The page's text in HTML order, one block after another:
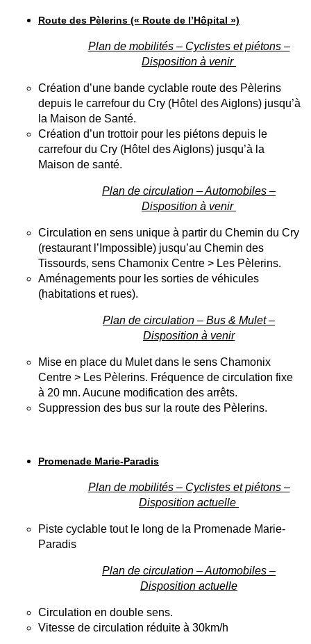
Route des Pèlerins (« Route de l’Hôpital »)
Plan de mobilités – Cyclistes et piétons –
Disposition à venir
Création d’une bande cyclable route des Pèlerins
depuis le carrefour du Cry (Hôtel des Aiglons) jusqu’à
la Maison de Santé.
Création d’un trottoir pour les piétons depuis le
carrefour du Cry (Hôtel des Aiglons) jusqu’à la
Maison de santé.
Plan de circulation – Automobiles –
Disposition à venir
Circulation en sens unique à partir du Chemin du Cry
(restaurant l’Impossible) jusqu’au Chemin des
Tissourds, sens Chamonix Centre > Les Pèlerins.
Aménagements pour les sorties de véhicules
(habitations et rues).
Plan de circulation – Bus & Mulet –
Disposition à venir
Mise en place du Mulet dans le sens Chamonix
Centre > Les Pèlerins. Fréquence de circulation fixe
à 20 mn. Aucune modification des arrêts.
Suppression des bus sur la route des Pèlerins.
Promenade Marie-Paradis
Plan de mobilités – Cyclistes et piétons –
Disposition actuelle
Piste cyclable tout le long de la Promenade Marie-
Paradis
Plan de circulation – Automobiles –
Disposition actuelle
Circulation en double sens.
Vitesse de circulation réduite à 30km/h